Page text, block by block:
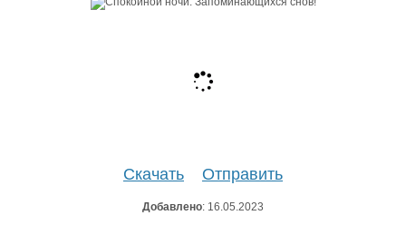
Скачать Отправить
Добавлено: 16.05.2023